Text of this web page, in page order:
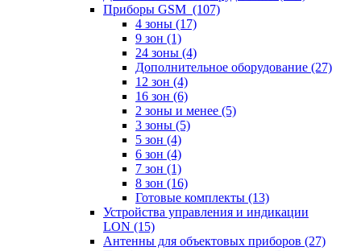
Приборы GSM (107)
4 зоны (17)
9 зон (1)
24 зоны (4)
Дополнительное оборудование (27)
12 зон (4)
16 зон (6)
2 зоны и менее (5)
3 зоны (5)
5 зон (4)
6 зон (4)
7 зон (1)
8 зон (16)
Готовые комплекты (13)
Устройства управления и индикации
LON (15)
Антенны для объектовых приборов (27)